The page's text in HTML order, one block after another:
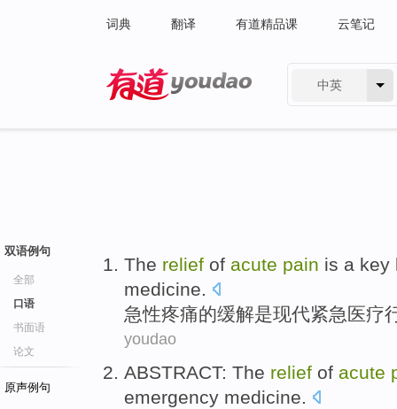
词典 翻译 有道精品课 云笔记
中英
双语例句
全部
口语
书面语
论文
原声例句
The relief of acute pain is a key
medicine.
急性疼痛的缓解是现代紧急 医疗
youdao
ABSTRACT: The relief of acute
emergency medicine.